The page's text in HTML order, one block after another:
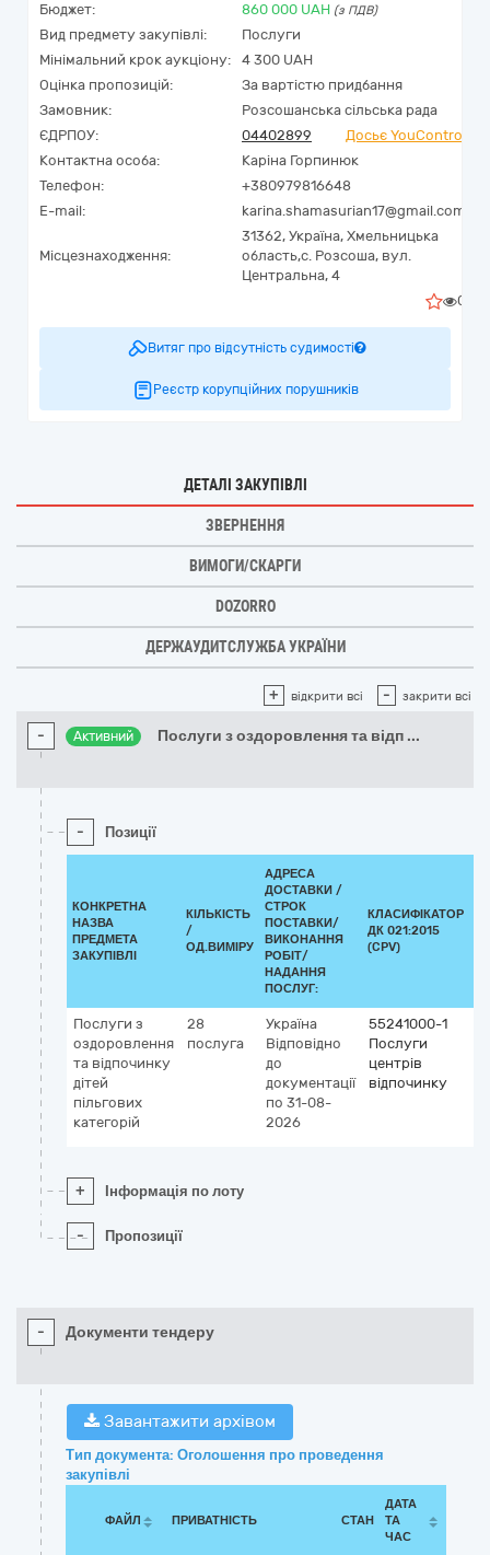
Бюджет: 860 000 UAH (з ПДВ)
Вид предмету закупівлі:
Послуги
Мінімальний крок аукціону:
4 300 UAH
Оцінка пропозицій:
За вартістю придбання
Замовник:
Розсошанська сільська рада
ЄДРПОУ:
04402899
Досьє YouControl
Контактна особа:
Каріна Горпинюк
Телефон:
+380979816648
E-mail:
karina.shamasurian17@gmail.com
Місцезнаходження:
31362, Україна, Хмельницька
область,с. Розсоша, вул.
Центральна, 4
0
Витяг про відсутність судимості
Реєстр корупційних порушників
ДЕТАЛІ ЗАКУПІВЛІ
ЗВЕРНЕННЯ
ВИМОГИ/СКАРГИ
DOZORRO
ДЕРЖАУДИТСЛУЖБА УКРАЇНИ
+ відкрити всі - закрити всі
- Активний Послуги з оздоровлення та відп ...
- Позиції
КОНКРЕТНА
НАЗВА
ПРЕДМЕТА
ЗАКУПІВЛІ
КІЛЬКІСТЬ
/
ОД.ВИМІРУ
АДРЕСА
ДОСТАВКИ /
СТРОК
ПОСТАВКИ/
ВИКОНАННЯ
РОБІТ/
НАДАННЯ
ПОСЛУГ:
КЛАСИФІКАТОР
ДК 021:2015
(CPV)
Послуги з
оздоровлення
та відпочинку
дітей
пільгових
категорій
28
послуга
Україна
Відповідно
до
документації
по 31-08-
2026
55241000-1
Послуги
центрів
відпочинку
+ Інформація по лоту
- Пропозиції
- Документи тендеру
Завантажити архівом
Тип документа: Оголошення про проведення
закупівлі
ФАЙЛ ПРИВАТНІСТЬ СТАН
ДАТА
ТА
ЧАС